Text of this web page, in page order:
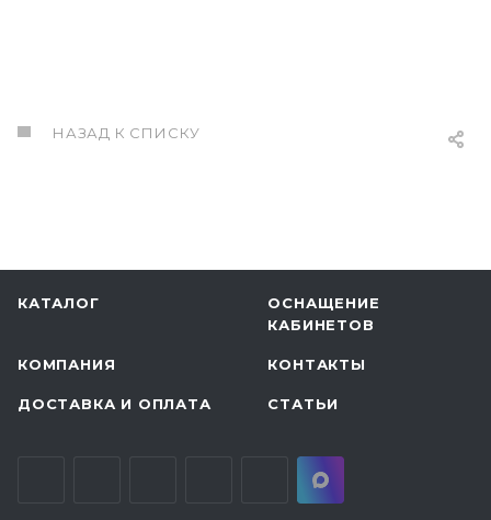
НАЗАД К СПИСКУ
КАТАЛОГ
ОСНАЩЕНИЕ
КАБИНЕТОВ
КОМПАНИЯ КОНТАКТЫ
ДОСТАВКА И ОПЛАТА СТАТЬИ